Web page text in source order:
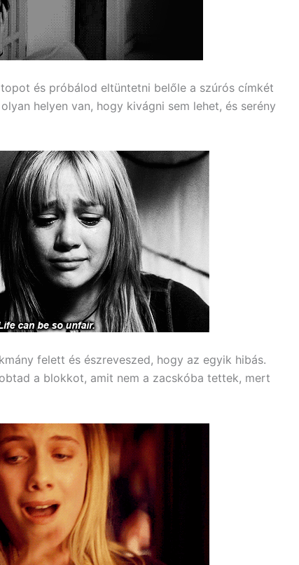
és próbálod eltüntetni belőle a szúrós címkét
helyen van, hogy kivágni sem lehet, és serény
felett és észreveszed, hogy az egyik hibás.
a blokkot, amit nem a zacskóba tettek, mert